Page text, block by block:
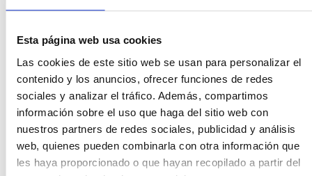
Esta página web usa cookies
Las cookies de este sitio web se usan para personalizar el
contenido y los anuncios, ofrecer funciones de redes
sociales y analizar el tráfico. Además, compartimos
información sobre el uso que haga del sitio web con
nuestros partners de redes sociales, publicidad y análisis
web, quienes pueden combinarla con otra información que
les haya proporcionado o que hayan recopilado a partir del
Puertas
Garantía
36
Población
Palafrugell